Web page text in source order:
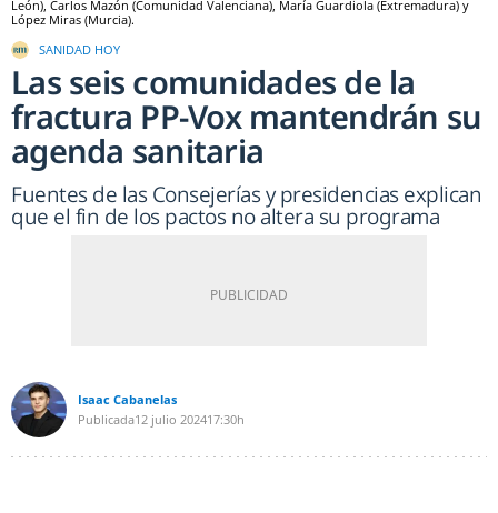
León), Carlos Mazón (Comunidad Valenciana), María Guardiola (Extremadura) y
López Miras (Murcia).
SANIDAD HOY
Las seis comunidades de la
fractura PP-Vox mantendrán su
agenda sanitaria
Fuentes de las Consejerías y presidencias explican
que el fin de los pactos no altera su programa
Isaac Cabanelas
Publicada12 julio 202417:30h